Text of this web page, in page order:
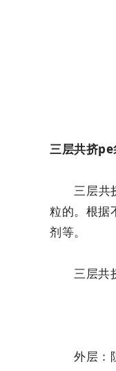
三层共挤
三层共挤
粒的。根据
剂等。
三层共挤
外层：阻